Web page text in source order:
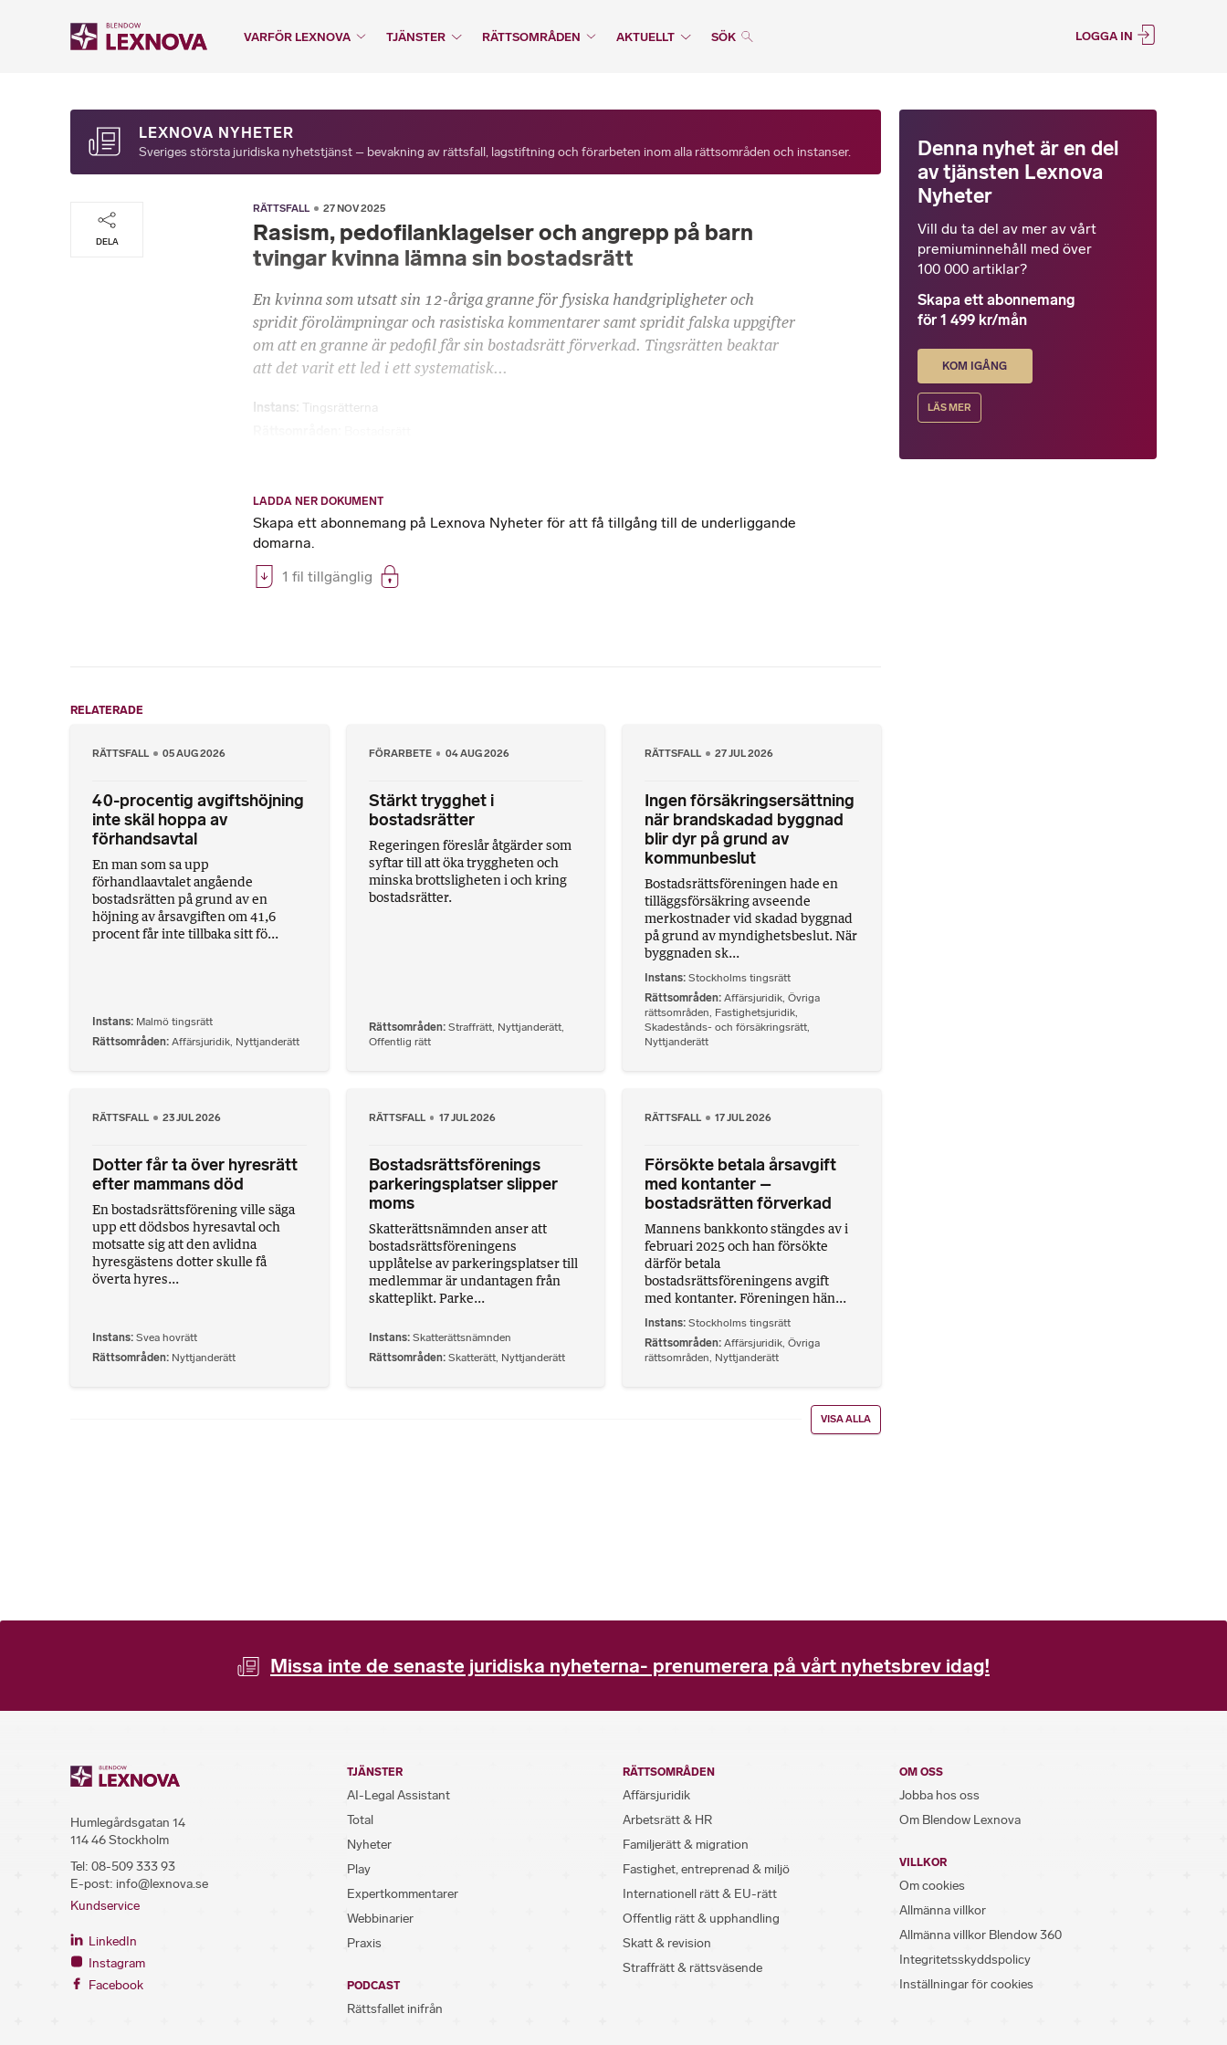
VARFÖR LEXNOVA TJÄNSTER RÄTTSOMRÅDEN AKTUELLT SÖK LOGGA IN
LEXNOVA NYHETER
Sveriges största juridiska nyhetstjänst – bevakning av rättsfall, lagstiftning och förarbeten inom alla rättsområden och instanser.
DELA
RÄTTSFALL 27 NOV 2025
Rasism, pedofilanklagelser och angrepp på barn
tvingar kvinna lämna sin bostadsrätt
En kvinna som utsatt sin 12-åriga granne för fysiska handgripligheter och
spridit förolämpningar och rasistiska kommentarer samt spridit falska uppgifter
om att en granne är pedofil får sin bostadsrätt förverkad. Tingsrätten beaktar
att det varit ett led i ett systematisk...
Instans Tingsrätterna
LADDA NER DOKUMENT
Skapa ett abonnemang på Lexnova Nyheter för att få tillgång till de underliggande
domarna.
1 fil tillgänglig
RELATERADE
RÄTTSFALL 05 AUG 2026
40-procentig avgiftshöjning
inte skäl hoppa av
förhandsavtal
En man som sa upp
förhandlaavtalet angående
bostadsrätten på grund av en
höjning av årsavgiften om 41,6
procent får inte tillbaka sitt fö...
Instans Malmö tingsrätt
Rättsområden Affärsjuridik Nyttjanderätt
FÖRARBETE 04 AUG 2026
Stärkt trygghet i
bostadsrätter
Regeringen föreslår åtgärder som
syftar till att öka tryggheten och
minska brottsligheten i och kring
bostadsrätter.
Rättsområden Straffrätt, Nyttjanderätt,
Offentlig rätt
RÄTTSFALL 27 JUL 2026
Ingen försäkringsersättning
när brandskadad byggnad
blir dyr på grund av
kommunbeslut
Bostadsrättsföreningen hade en
tilläggsförsäkring avseende
merkostnader vid skadad byggnad
på grund av myndighetsbeslut. När
byggnaden sk...
Instans Stockholms tingsrätt
Rättsområden Affärsjuridik Övriga
rättsområden Fastighetsjuridik
Skadestånds- och försäkringsrätt
Nyttjanderätt
RÄTTSFALL 23 JUL 2026
Dotter får ta över hyresrätt
efter mammans död
En bostadsrättsförening ville säga
upp ett dödsbos hyresavtal och
motsatte sig att den avlidna
hyresgästens dotter skulle få
överta hyres...
Instans Svea hovrätt
Rättsområden Nyttjanderätt
RÄTTSFALL 17 JUL 2026
Bostadsrättsförenings
parkeringsplatser slipper
moms
Skatterättsnämnden anser att
bostadsrättsföreningens
upplåtelse av parkeringsplatser till
medlemmar är undantagen från
skatteplikt. Parke...
Instans Skatterättsnämnden
Rättsområden Skatterätt, Nyttjanderätt
RÄTTSFALL 17 JUL 2026
Försökte betala årsavgift
med kontanter –
bostadsrätten förverkad
Mannens bankkonto stängdes av i
februari 2025 och han försökte
därför betala
bostadsrättsföreningens avgift
med kontanter. Föreningen hän...
Instans Stockholms tingsrätt
Rättsområden Affärsjuridik Övriga
rättsområden Nyttjanderätt
VISA ALLA
Denna nyhet är en del
av tjänsten Lexnova
Nyheter
Vill du ta del av mer av vårt
premiuminnehåll med över
100 000 artiklar?
Skapa ett abonnemang
för 1 499 kr/mån
KOM IGÅNG
LÄS MER
Missa inte de senaste juridiska nyheterna- prenumerera på vårt nyhetsbrev idag!
Humlegårdsgatan 14
114 46 Stockholm
Tel: 08-509 333 93
E-post: info@lexnova.se
Kundservice
LinkedIn
Instagram
Facebook
TJÄNSTER
AI-Legal Assistant
Total
Nyheter
Play
Expertkommentarer
Webbinarier
Praxis
PODCAST
Rättsfallet inifrån
RÄTTSOMRÅDEN
Affärsjuridik
Arbetsrätt & HR
Familjerätt & migration
Fastighet, entreprenad & miljö
Internationell rätt & EU-rätt
Offentlig rätt & upphandling
Skatt & revision
Straffrätt & rättsväsende
OM OSS
Jobba hos oss
Om Blendow Lexnova
VILLKOR
Om cookies
Allmänna villkor
Allmänna villkor Blendow 360
Integritetsskyddspolicy
Inställningar för cookies